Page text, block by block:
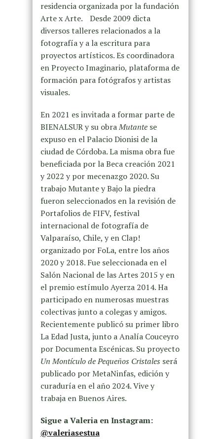
residencia organizada por la fundación
Arte x Arte. Desde 2009 dicta
diversos talleres relacionados a la
fotografía y a la escritura para
proyectos artísticos. Es coordinadora
en Proyecto Imaginario, plataforma de
formación para fotógrafos y artistas
visuales.
En 2021 es invitada a formar parte de
BIENALSUR y su obraMutantese
expuso en el Palacio Dionisi de la
ciudad de Córdoba. La misma obra fue
beneficiada por la Beca creación 2021
y 2022 y por mecenazgo 2020. Su
trabajo Mutante y Bajo la piedra
fueron seleccionados en la revisión de
Portafolios de FIFV, festival
internacional de fotografía de
Valparaíso, Chile, y en Clap!
organizado por FoLa, entre los años
2020 y 2018. Fue seleccionada en el
Salón Nacional de las Artes 2015 y en
el premio estímulo Ayerza 2014. Ha
participado en numerosas muestras
colectivas junto a colegas y amigos.
Recientemente publicó su primer libro
La Edad Justa, junto a Analía Couceyro
por Documenta Escénicas. Su proyecto
Un Montículo de Pequeños Cristales será
publicado por MetaNinfas, edición y
curaduría en el año 2024. Vive y
trabaja en Buenos Aires.
Sigue a Valeria en Instagram:
@valeriasestua